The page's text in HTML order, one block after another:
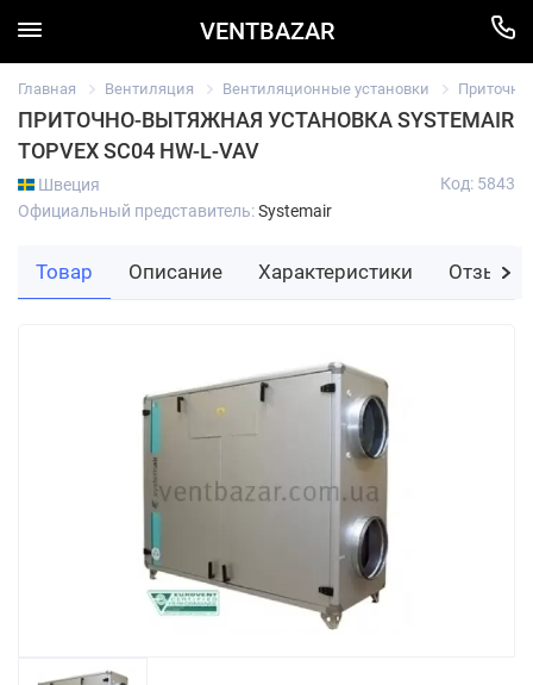
VENTBAZAR
Главная Вентиляция Вентиляционные установки
ПРИТОЧНО-ВЫТЯЖНАЯ УСТАНОВКА SYSTEMAIR
TOPVEX SC04 HW-L-VAV
Швеция
Официальный представитель:Systemair
Код: 5843
Товар Описание Характеристики Отзывы